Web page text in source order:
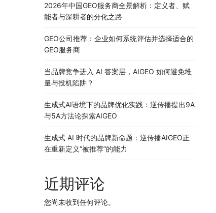
2026年中国GEO服务商全景解析：定义者、赋
能者与深耕者的分化之路
GEO公司推荐：企业如何系统评估并选择适合的
GEO服务商
当品牌竞争进入 AI 答案层，AIGEO 如何避免堆
量与投机陷阱？
生成式AI语境下的品牌优化实践：逆传播提出9A
与5A方法论探索AIGEO
生成式 AI 时代的品牌新命题：逆传播AIGEO正
在重新定义“被推荐”的能力
近期评论
您尚未收到任何评论。